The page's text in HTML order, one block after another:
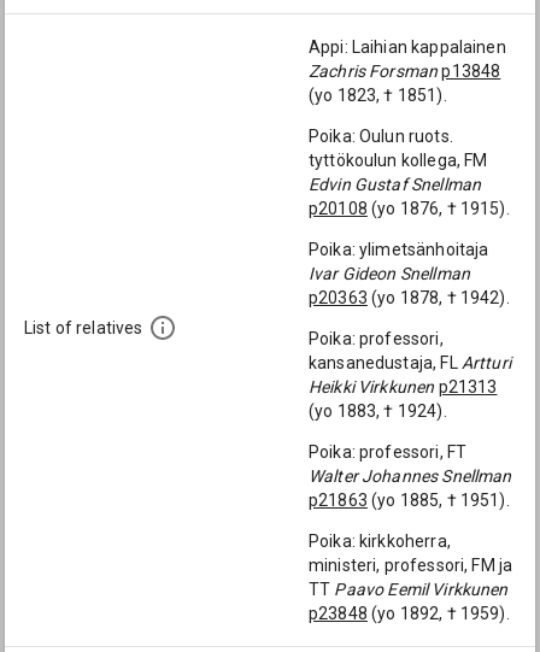
List of relatives
Appi: Laihian kappalainen
Zachris Forsman p13848
(yo 1823, † 1851).
Poika: Oulun ruots.
tyttökoulun kollega, FM
Edvin Gustaf Snellman
p20108 (yo 1876, † 1915).
Poika: ylimetsänhoitaja
Ivar Gideon Snellman
p20363 (yo 1878, † 1942).
Poika: professori,
kansanedustaja, FL Artturi
Heikki Virkkunen p21313
(yo 1883, † 1924).
Poika: professori, FT
Walter Johannes Snellman
p21863 (yo 1885, † 1951).
Poika: kirkkoherra,
ministeri, professori, FM ja
TT Paavo Eemil Virkkunen
p23848 (yo 1892, † 1959).